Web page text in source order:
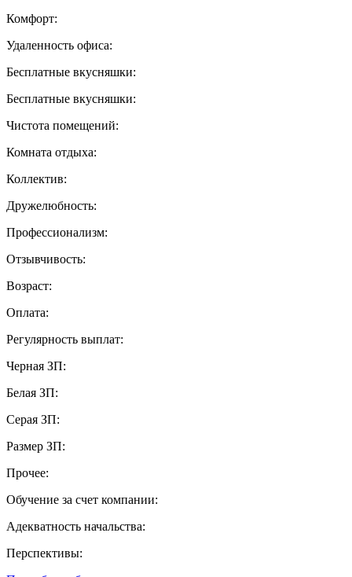
Комфорт:
Удаленность офиса:
Бесплатные вкусняшки:
Бесплатные вкусняшки:
Чистота помещений:
Комната отдыха:
Коллектив:
Дружелюбность:
Профессионализм:
Отзывчивость:
Возраст:
Оплата:
Регулярность выплат:
Черная ЗП:
Белая ЗП:
Серая ЗП:
Размер ЗП:
Прочее:
Обучение за счет компании:
Адекватность начальства:
Перспективы: